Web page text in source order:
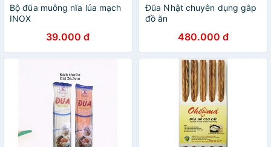
Bộ đũa muỗng nĩa lúa mạch
INOX
39.000 đ
Đũa Nhật chuyên dụng gắp
đồ ăn
480.000 đ